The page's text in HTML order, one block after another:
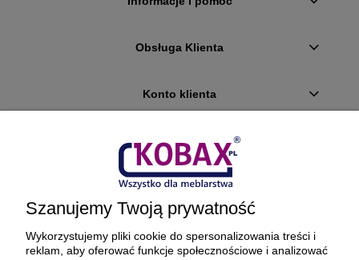
Obsługa Klienta
Konto klienta
Płatności i dostawa
Ciekawostki
O firmie
Szanujemy Twoją prywatność
Wykorzystujemy pliki cookie do spersonalizowania treści i
reklam, aby oferować funkcje społecznościowe i analizować